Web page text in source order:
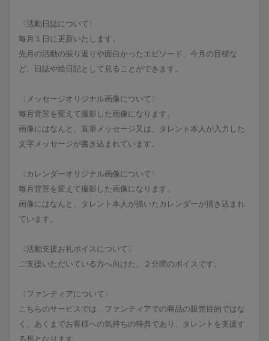
〈活動日誌について〉
毎月１日に更新いたします。
先月の活動の振り返りや面白かったエピソード、今月の目標な
ど、日誌や絵日記として見ることができます。
〈メッセージオリジナル画像について〉
毎月背景を変えて撮影した画像になります。
画像にはなんと、直筆メッセージ又は、タレント本人が入力した
文字メッセージが書き込まれています。
〈カレンダーオリジナル画像について〉
毎月背景を変えて撮影した画像になります。
画像にはなんと、タレント本人が描いたカレンダーが描き込まれ
ています。
〈活動支援お礼ボイスについて〉
ご支援いただいている方へ向けた、２分間のボイスです。
〈ファンティアについて〉
こちらのサービスでは、ファンティアでの商品の販売目的ではな
く、あくまでお客様への気持ちの特典であり、タレントを支援す
る形となります。